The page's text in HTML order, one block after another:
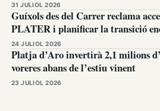
31 JULIOL 2026
Guíxols des del Carrer reclama
PLATER i planificar la transició
24 JULIOL 2026
Platja d’Aro invertirà 2,1 milions
voreres abans de l’estiu vinent
23 JULIOL 2026